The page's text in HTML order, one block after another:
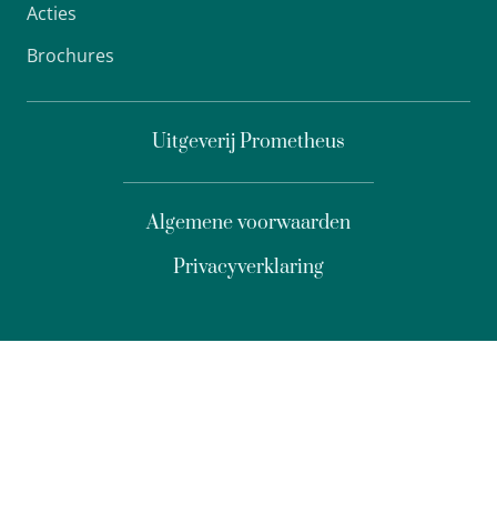
Acties
Brochures
Uitgeverij Prometheus
Privacyverklaring
Algemene voorwaarden